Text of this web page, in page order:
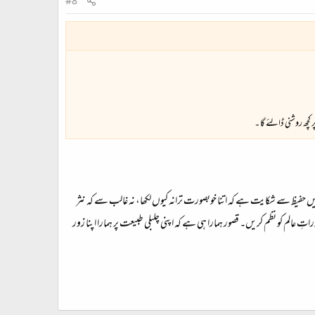
روشنی ڈالئے گا ۔
حفیظ سے شکایت ہے کہ اتنا خوبصورت ترانہ کیوں لکھا، نہ غالب سے کہ نثر
کو نظم کریں۔ قصور ہمارا ہی ہے کہ اپنی چلبلی طبیعت پر ہمارا اپنا زور